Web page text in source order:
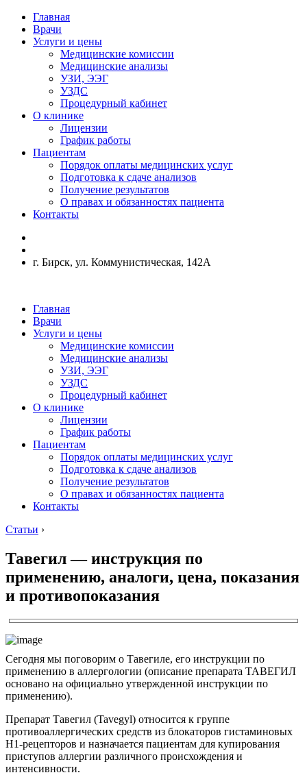
Главная
Врачи
Услуги и цены
Медицинские комиссии
Медицинские анализы
УЗИ, ЭЭГ
УЗДС
Процедурный кабинет
О клинике
Лицензии
График работы
Пациентам
Порядок оплаты медицинских услуг
Подготовка к сдаче анализов
Получение результатов
О правах и обязанностях пациента
Контакты
г. Бирск, ул. Коммунистическая, 142А
Главная
Врачи
Услуги и цены
Медицинские комиссии
Медицинские анализы
УЗИ, ЭЭГ
УЗДС
Процедурный кабинет
О клинике
Лицензии
График работы
Пациентам
Порядок оплаты медицинских услуг
Подготовка к сдаче анализов
Получение результатов
О правах и обязанностях пациента
Контакты
Статьи ›
Тавегил — инструкция по
применению, аналоги, цена, показания
и противопоказания
Сегодня мы поговорим о Тавегиле, его инструкции по
применению в аллергологии (описание препарата ТАВЕГИЛ
основано на официально утвержденной инструкции по
применению).
Препарат Тавегил (Tavegyl) относится к группе
противоаллергических средств из блокаторов гистаминовых
Н1-рецепторов и назначается пациентам для купирования
приступов аллергии различного происхождения и
интенсивности.